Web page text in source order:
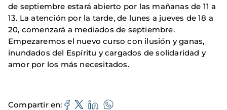
de septiembre estará abierto por las mañanas de 11 a
13. La atención por la tarde, de lunes a jueves de 18 a
20, comenzará a mediados de septiembre.
Empezaremos el nuevo curso con ilusión y ganas,
inundados del Espíritu y cargados de solidaridad y
amor por los más necesitados.
Compartir en